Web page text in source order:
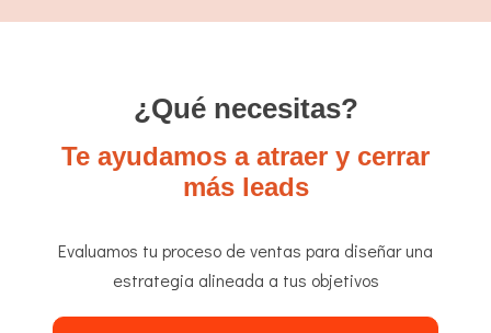
¿Qué necesitas?
Te ayudamos a atraer y cerrar
más leads
Evaluamos tu proceso de ventas para diseñar una
estrategia alineada a tus objetivos